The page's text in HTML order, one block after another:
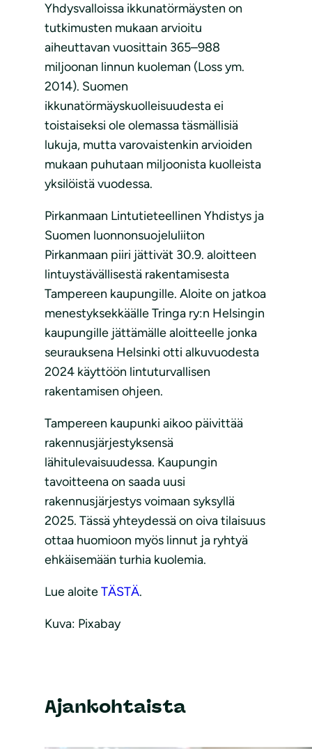
Yhdysvalloissa ikkunatörmäysten on
tutkimusten mukaan arvioitu
aiheuttavan vuosittain 365–988
miljoonan linnun kuoleman (Loss ym.
2014). Suomen
ikkunatörmäyskuolleisuudesta ei
toistaiseksi ole olemassa täsmällisiä
lukuja, mutta varovaistenkin arvioiden
mukaan puhutaan miljoonista kuolleista
yksilöistä vuodessa.
Pirkanmaan Lintutieteellinen Yhdistys ja
Suomen luonnonsuojeluliiton
Pirkanmaan piiri jättivät 30.9. aloitteen
lintuystävällisestä rakentamisesta
Tampereen kaupungille. Aloite on jatkoa
menestyksekkäälle Tringa ry:n Helsingin
kaupungille jättämälle aloitteelle jonka
seurauksena Helsinki otti alkuvuodesta
2024 käyttöön lintuturvallisen
rakentamisen ohjeen.
Tampereen kaupunki aikoo päivittää
rakennusjärjestyksensä
lähitulevaisuudessa. Kaupungin
tavoitteena on saada uusi
rakennusjärjestys voimaan syksyllä
2025. Tässä yhteydessä on oiva tilaisuus
ottaa huomioon myös linnut ja ryhtyä
ehkäisemään turhia kuolemia.
Lue aloiteTÄSTÄ.
Kuva: Pixabay
Ajankohtaista